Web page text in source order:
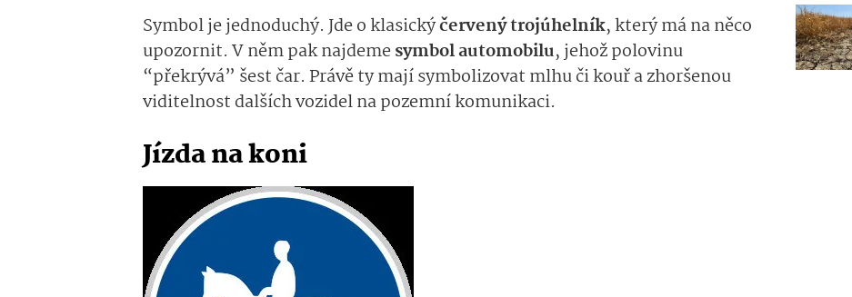
Symbol je jednoduchý. Jde o klasickýčervený trojúhelník, který má na něco
upozornit. V něm pak najdemesymbol automobilu, jehož polovinu
“překrývá” šest čar. Právě ty mají symbolizovat mlhu či kouř a zhoršenou
viditelnost dalších vozidel na pozemní komunikaci.
Jízda na koni